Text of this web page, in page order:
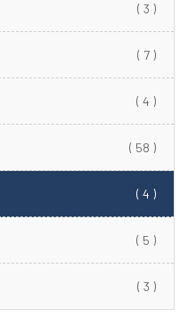
( 3 )
( 7 )
( 4 )
( 58 )
( 4 )
( 5 )
( 3 )